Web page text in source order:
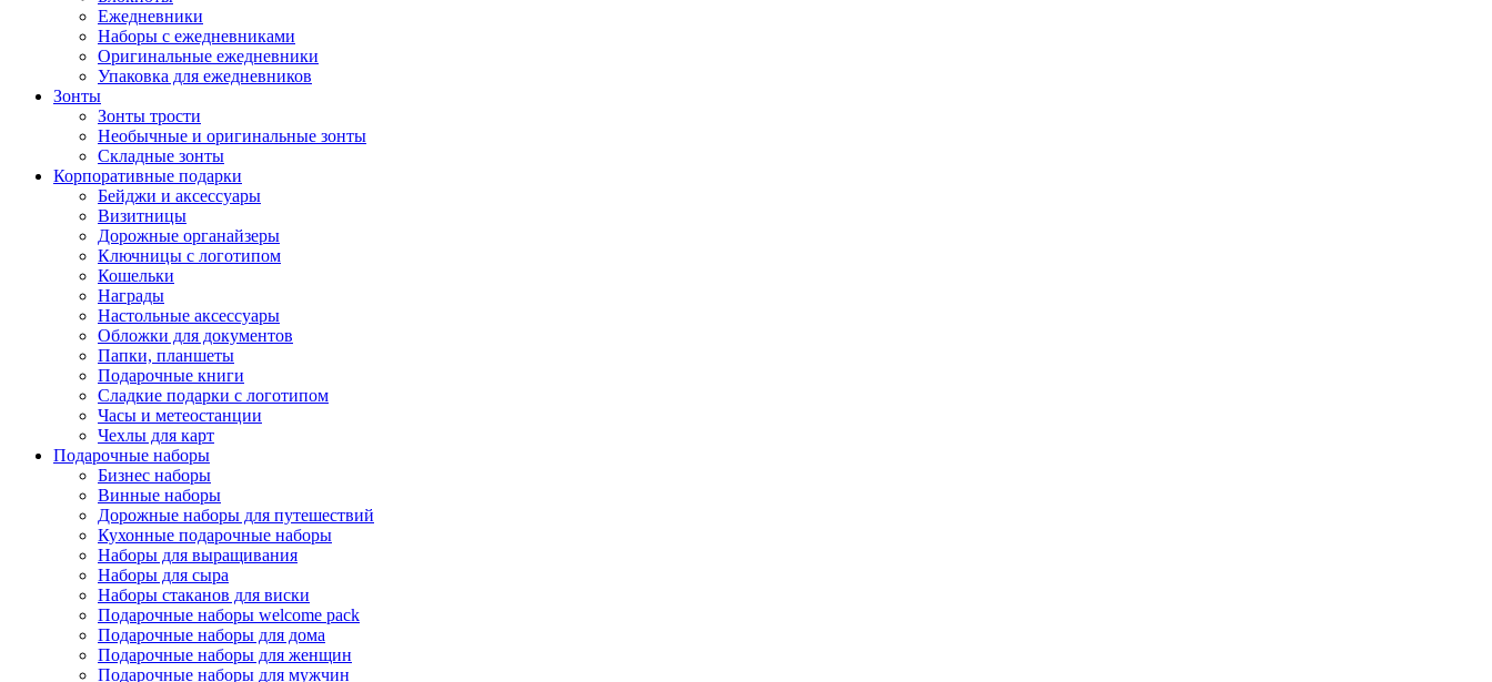
Ежедневники
Наборы с ежедневниками
Оригинальные ежедневники
Упаковка для ежедневников
Зонты
Зонты трости
Необычные и оригинальные зонты
Складные зонты
Корпоративные подарки
Бейджи и аксессуары
Визитницы
Дорожные органайзеры
Ключницы с логотипом
Кошельки
Награды
Настольные аксессуары
Обложки для документов
Папки, планшеты
Подарочные книги
Сладкие подарки с логотипом
Часы и метеостанции
Чехлы для карт
Подарочные наборы
Бизнес наборы
Винные наборы
Дорожные наборы для путешествий
Кухонные подарочные наборы
Наборы для выращивания
Наборы для сыра
Наборы стаканов для виски
Подарочные наборы welcome pack
Подарочные наборы для дома
Подарочные наборы для женщин
Подарочные наборы для мужчин